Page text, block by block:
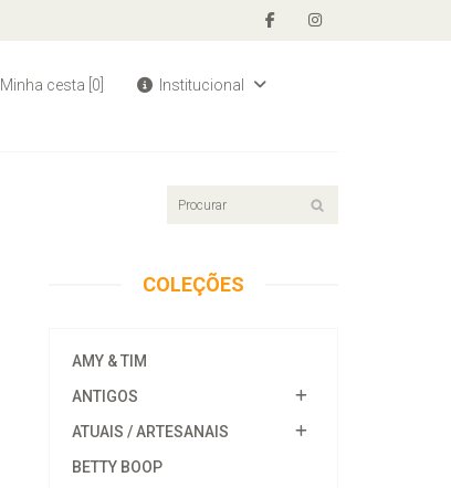
Minha cesta [0]
Institucional
COLEÇÕES
AMY & TIM
ANTIGOS
ATUAIS / ARTESANAIS
BETTY BOOP